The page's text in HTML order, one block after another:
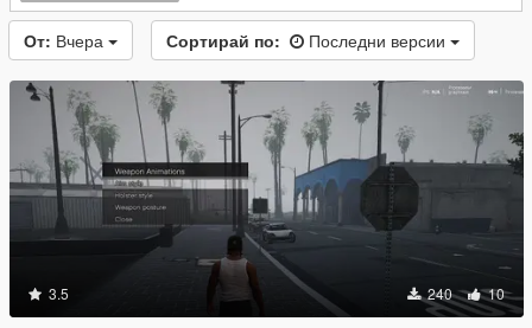
От: Вчера Сортирай по: Последни версии
3.5 240 10